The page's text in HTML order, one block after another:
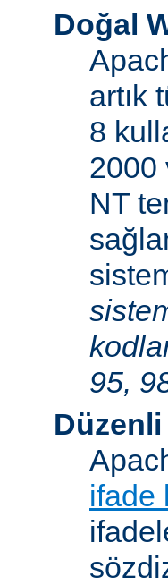
Doğal
artık
8
2000
NT
95,
ifade